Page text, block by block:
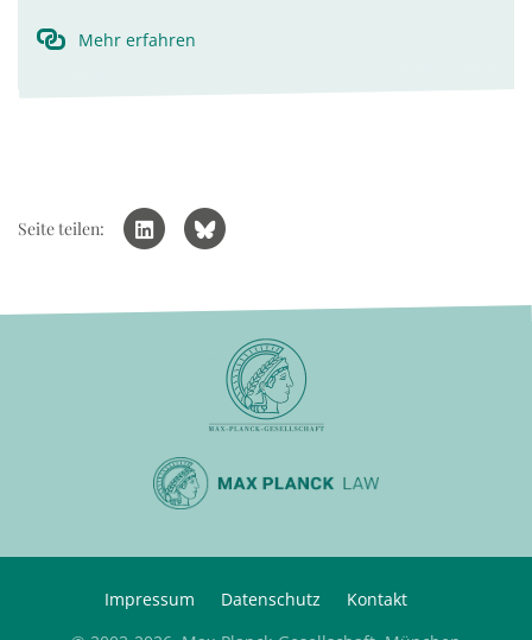
Mehr erfahren
Seite teilen:
Impressum Datenschutz
Kontakt